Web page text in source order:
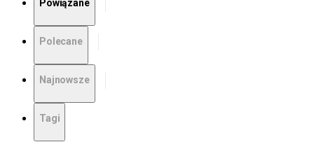
Powiązane
Polecane
Najnowsze
Tagi